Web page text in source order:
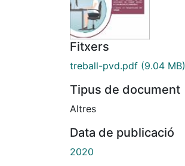
Fitxers
treball-pvd.pdf (9.04 MB)
Tipus de document
Altres
Data de publicació
2020